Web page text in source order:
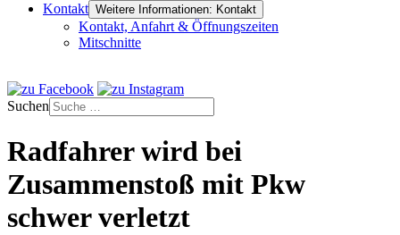
Kontakt Weitere Informationen: Kontakt
Kontakt, Anfahrt & Öffnungszeiten
Mitschnitte
Suchen
Radfahrer wird bei
Zusammenstoß mit Pkw
schwer verletzt